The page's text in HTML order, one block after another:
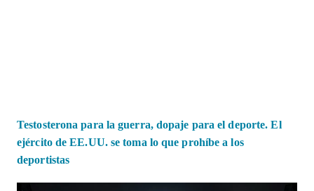
Testosterona para la guerra, dopaje para el deporte. El
ejército de EE.UU. se toma lo que prohíbe a los
deportistas